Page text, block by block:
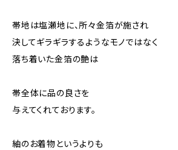
帯地は塩瀬地に、所々金箔が施され
決してギラギラするようなモノではなく
落ち着いた金箔の艶は
帯全体に品の良さを
与えてくれております。
紬のお着物というよりも